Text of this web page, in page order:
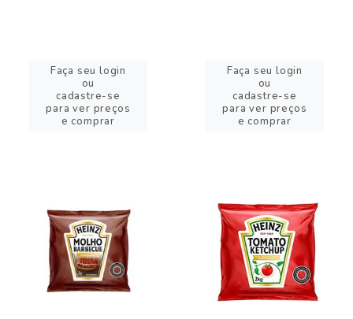
Faça seu login
ou
cadastre-se
para ver preços
e comprar
Faça seu login
ou
cadastre-se
para ver preços
e comprar